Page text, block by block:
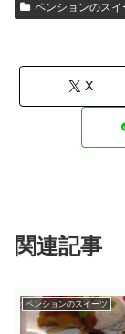
ペンションのスイ
X
関連記事
ペンションのスイーツ